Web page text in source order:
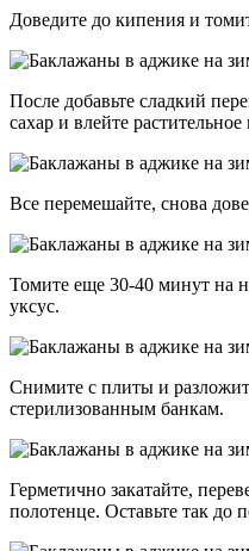
Доведите до кипения и
После добавьте сладкий
сахар и влейте растительное
Все перемешайте, снова
Томите еще 30-40 минут на
уксус.
Снимите с плиты и
стерилизованным банкам.
Герметично закатайте,
полотенце. Оставьте так до